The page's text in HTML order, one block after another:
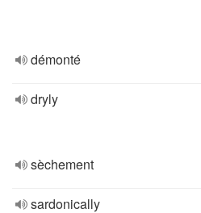
démonté
dryly
sèchement
sardonically